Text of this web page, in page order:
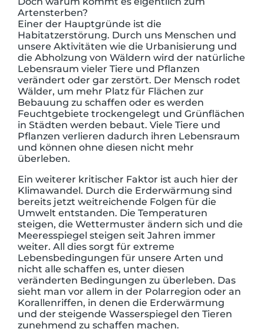
Artensterben?
Einer der Hauptgründe ist die
Habitatzerstörung. Durch uns Menschen und
unsere Aktivitäten wie die Urbanisierung und
die Abholzung von Wäldern wird der natürliche
Lebensraum vieler Tiere und Pflanzen
verändert oder gar zerstört. Der Mensch rodet
Wälder, um mehr Platz für Flächen zur
Bebauung zu schaffen oder es werden
Feuchtgebiete trockengelegt und Grünflächen
in Städten werden bebaut. Viele Tiere und
Pflanzen verlieren dadurch ihren Lebensraum
und können ohne diesen nicht mehr
überleben.
Ein weiterer kritischer Faktor ist auch hier der
Klimawandel. Durch die Erderwärmung sind
bereits jetzt weitreichende Folgen für die
Umwelt entstanden. Die Temperaturen
steigen, die Wettermuster ändern sich und die
Meeresspiegel steigen seit Jahren immer
weiter. All dies sorgt für extreme
Lebensbedingungen für unsere Arten und
nicht alle schaffen es, unter diesen
veränderten Bedingungen zu überleben. Das
sieht man vor allem in der Polarregion oder an
Korallenriffen, in denen die Erderwärmung
und der steigende Wasserspiegel den Tieren
zunehmend zu schaffen machen.